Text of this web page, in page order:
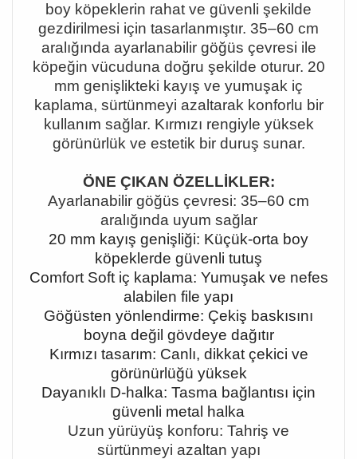
boy köpeklerin rahat ve güvenli şekilde
gezdirilmesi için tasarlanmıştır. 35–60 cm
aral ığında ayarlanabilir göğüs çevresi ile
köpeğin vücuduna doğru şekilde oturur. 20
mm genişlikteki kayış ve yumuşak iç
kaplama, sürtünmeyi azaltarak konforlu bir
kullanım sağlar. Kırmızı rengiyle yüksek
görünürlük ve estetik bir duruş sunar.
ÖNE ÇIKAN ÖZELLİKLER:
Ayarlanabilir göğüs çevresi: 35–60 cm
aral ığında uyum sağlar
20 mm kayış genişliği: Küçük-orta boy
köpeklerde güvenli tutuş
Comfort Soft iç kaplama: Yumuşak ve nefes
alabilen file yapı
Göğüsten yönlendirme: Çekiş baskısını
boyna değil gövdeye dağıtır
Kırmızı tasarım: Canlı, dikkat çekici ve
görünürlüğü yüksek
Dayanıklı D-halka: Tasma bağlantısı için
güvenli metal halka
Uzun yürüyüş konforu: Tahriş ve
sürtünmeyi azaltan yapı